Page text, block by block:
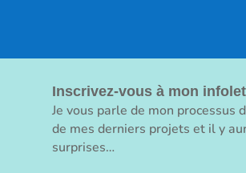
Inscrivez-vous à mon
Je vous parle de mon processus
de mes derniers projets et il y
surprises…